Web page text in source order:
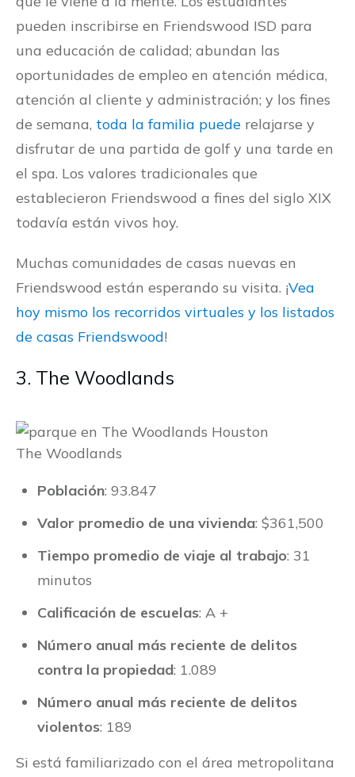
pueden inscribirse en Friendswood ISD para
una educación de calidad; abundan las
oportunidades de empleo en atención médica,
atención al cliente y administración; y los fines
de semana, toda la familia puede relajarse y
disfrutar de una partida de golf y una tarde en
el spa. Los valores tradicionales que
establecieron Friendswood a fines del siglo XIX
todavía están vivos hoy.
Muchas comunidades de casas nuevas en
Friendswood están esperando su visita. ¡Vea
hoy mismo los recorridos virtuales y los listados
de casas Friendswood!
3. The Woodlands
The Woodlands
Población: 93.847
Valor promedio de una vivienda: $361,500
Tiempo promedio de viaje al trabajo: 31
minutos
Calificación de escuelas: A +
Número anual más reciente de delitos
contra la propiedad: 1.089
Número anual más reciente de delitos
violentos: 189
Si está familiarizado con el área metropolitana